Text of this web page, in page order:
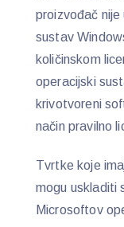
proizvođač nije
sustav
količinskom
operacijski
krivotvoreni
način pravilno
Tvrtke koje
mogu uskladiti
Microsoftov